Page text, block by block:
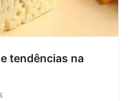
tendências na